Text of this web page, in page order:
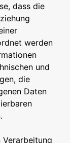
dass die
werden
und
die
Daten